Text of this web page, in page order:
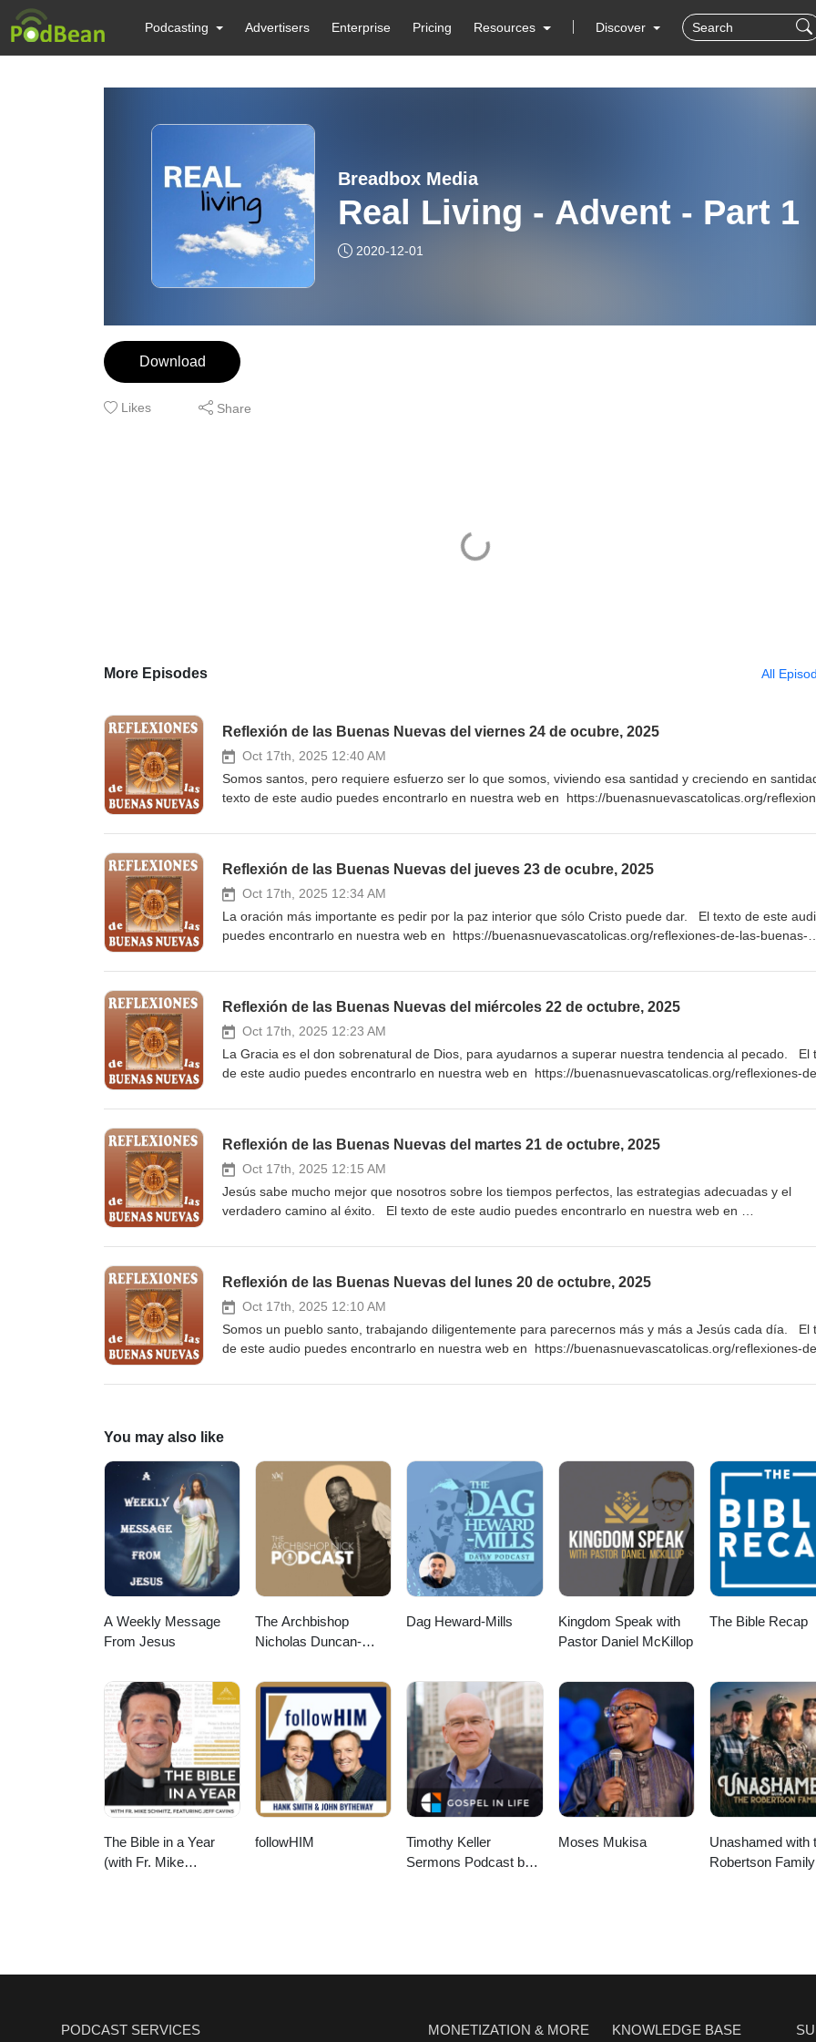
Podcasting Advertisers Enterprise Pricing Resources Discover
Breadbox Media
Real Living - Advent - Part 1
2020-12-01
Download
Likes Share
More Episodes All
Reflexión de las Buenas Nuevas del viernes 24 de ocubre, 2025
Oct 17th, 2025 12:40 AM
Somos santos, pero requiere esfuerzo ser lo que somos, viviendo esa santidad y creciendo en
texto de este audio puedes encontrarlo en nuestra web en https://buenasnuevascatolicas.org/
correo electrónico o por mensaje de texto a tu celular en
Reflexión de las Buenas Nuevas del jueves 23 de ocubre, 2025
Oct 17th, 2025 12:34 AM
La oración más importante es pedir por la paz interior que sólo Cristo puede dar. El texto de este
puedes encontrarlo en nuestra web en https://buenasnuevascatolicas.org/reflexiones-de-las-buenas-
por mensaje de texto a tu celular en https://elists.gogoodnews.net/dada/mail.cgi/list/reflexiones/
Reflexión de las Buenas Nuevas del miércoles 22 de octubre, 2025
Oct 17th, 2025 12:23 AM
La Gracia es el don sobrenatural de Dios, para ayudarnos a superar nuestra tendencia al pecado. El
de este audio puedes encontrarlo en nuestra web en https://buenasnuevascatolicas.org/reflexiones-
electrónico o por mensaje de texto a tu celular en
Reflexión de las Buenas Nuevas del martes 21 de octubre, 2025
Oct 17th, 2025 12:15 AM
Jesús sabe mucho mejor que nosotros sobre los tiempos perfectos, las estrategias adecuadas y el
verdadero camino al éxito. El texto de este audio puedes encontrarlo en nuestra web en
las Reflexiones de las Buenas Nuevas por correo electrónico o por mensaje de texto a tu celular en
Reflexión de las Buenas Nuevas del lunes 20 de octubre, 2025
Oct 17th, 2025 12:10 AM
Somos un pueblo santo, trabajando diligentemente para parecernos más y más a Jesús cada día. El
de este audio puedes encontrarlo en nuestra web en https://buenasnuevascatolicas.org/reflexiones-
electrónico o por mensaje de texto a tu celular en
You may also like
A Weekly Message
From Jesus
The Archbishop
Nicholas Duncan-
Dag Heward-Mills
Kingdom Speak with
Pastor Daniel McKillop
The Bible Recap
The Bible in a Year
(with Fr. Mike
followHIM
Timothy Keller
Sermons Podcast by
Moses Mukisa
Unashamed with
Robertson Family
PODCAST SERVICES MONETIZATION & MORE KNOWLEDGE BASE